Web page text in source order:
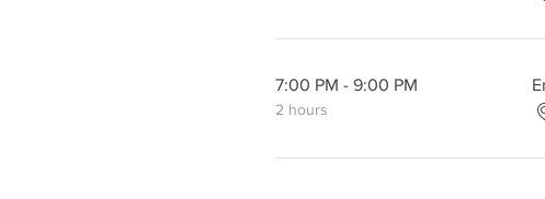
7:00 PM - 9:00 PM
2 hours